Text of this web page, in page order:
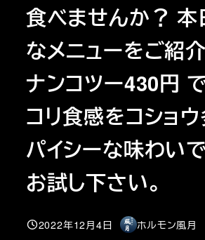
食べませんか？ 本
なメニューをご紹介
ナンコツー430円 で
コリ食感をコショ
パイシーな味わい
お試し下さい。
投稿日
2022年12月4日
著
ホルモン風月